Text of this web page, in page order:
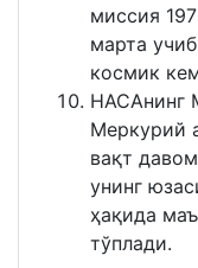
миссия
марта
космик
НАСАнинг
Меркурий
вақт
унинг
ҳақида
тўплади.